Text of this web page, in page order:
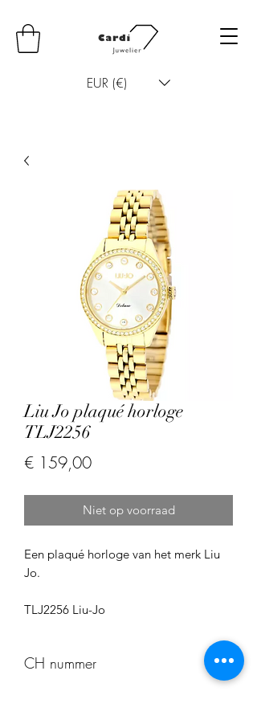
EUR (€)
Liu Jo plaqué horloge
TLJ2256
€ 159,00Prijs
Niet op voorraad
Een plaqué horloge van het merk Liu
Jo.
TLJ2256 Liu-Jo
CH nummer